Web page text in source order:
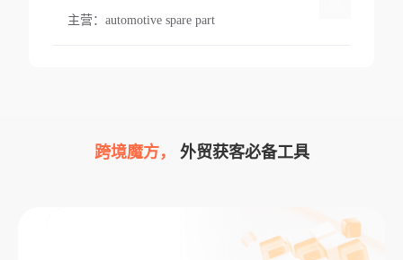
主营： automotive spare part
跨境魔方， 外贸获客必备工具